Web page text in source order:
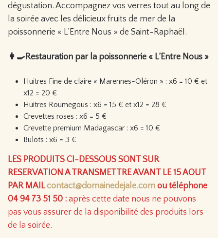
dégustation. Accompagnez vos verres tout au long de
la soirée avec les délicieux fruits de mer de la
poissonnerie « L’Entre Nous » de Saint-Raphaël.
👩‍🍳Restauration par la poissonnerie « L’Entre Nous »
Huitres Fine de claire « Marennes-Oléron » : x6 = 10 € et
x12 = 20 €
Huitres Roumegous : x6 = 15 € et x12 = 28 €
Crevettes roses : x6 = 5 €
Crevette premium Madagascar : x6 = 10 €
Bulots : x6 = 3 €
LES PRODUITS CI-DESSOUS SONT SUR
RESERVATION A TRANSMETTRE AVANT LE 15 AOUT
PAR MAILcontact@domainedejale.com ou téléphone
04 94 73 51 50 : après cette date nous ne pouvons
pas vous assurer de la disponibilité des produits lors
de la soirée.